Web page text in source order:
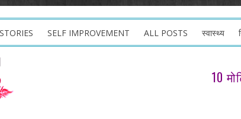
SELF IMPROVEMENT ALL POSTS स्वास्थ्य
10